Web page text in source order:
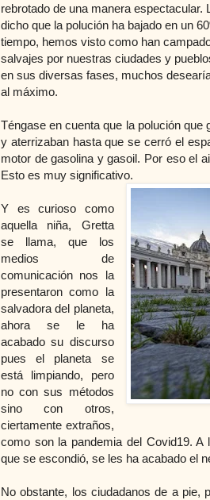
rebrotado de una manera
dicho que la polución ha bajado en un
tiempo, hemos visto como han
salvajes por nuestras ciudades y
en sus diversas fases, muchos
al máximo.
Téngase en cuenta que la polución
y aterrizaban hasta que se cerró el
motor de gasolina y gasoil. Por eso el
Esto es muy significativo.
Y es curioso como
aquella niña, Gretta
se llama, que los
medios de
comunicación nos la
presentaron como la
salvadora del planeta,
ahora se le ha
acabado su discurso
pues el planeta se
está limpiando, pero
no con sus métodos
sino con otros,
ciertamente extraños,
como son la pandemia del Covid19.
que se escondió, se les ha acabado el
No obstante, los ciudadanos de a pie,